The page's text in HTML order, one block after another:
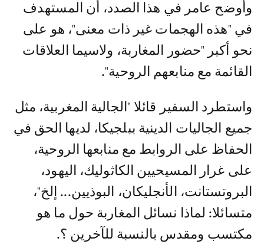
وأوضح عامر في هذا الصدد، أن المستهدف
في "هذه الهجمات غير ذات معنى"، هو على
نحو أكبر "حضور المغاربة، ولاسيما العلاقات
القائمة مع منابعهم الروحية".
واستطرد السفير قائلا "الجالية المغربية، مثل
جميع الجاليات الدينية ببلجيكا، لديها الحق في
الحفاظ على الروابط مع منابعها الروحية،
على غرار المسيحيين الكاثوليك، اليهود،
البروتستانت، الأنجليكان، البوذيين... إلخ"،
متسائلا: لماذا نسائل المغاربة حول ما هو
مكتسب ومقدس بالنسبة للآخرين ؟.